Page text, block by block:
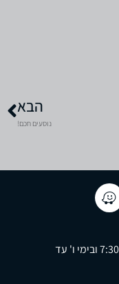
הבא
נוסעים חכם!
שעות פעילות בימים א'-ה' 7:30-16:30 ובימי ו' עד